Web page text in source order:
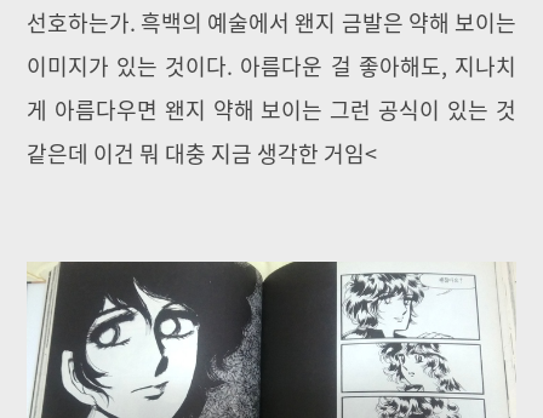
선호하는가. 흑백의 예술에서 왠지 금발은 약해 보이는
이미지가 있는 것이다. 아름다운 걸 좋아해도, 지나치
게 아름다우면 왠지 약해 보이는 그런 공식이 있는 것
같은데 이건 뭐 대충 지금 생각한 거임<